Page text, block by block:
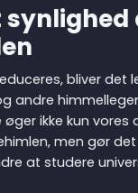
synlighed
bliver det
andre
ikke kun
men gør
at studere